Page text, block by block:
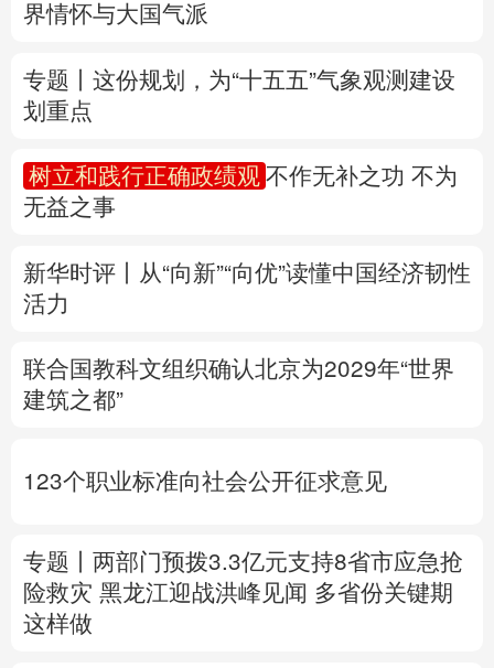
四川 贵州
陕西 甘肃 青海 宁夏
新疆
多语种频道
English Español Français عربى
Deutsch
界情怀与大国气派
专题丨 这份规划，为“十五五”气象观测建设
划重点
树立和践行正确政绩观 不作无补之功 不为
无益之事
新华时评丨从“向新”“向优”读懂中国经济韧性
活力
联合国教科文组织确认北京为2029年“世界
建筑之都”
123个职业标准向社会公开征求意见
专题丨 两部门预拨3.3亿元支持8省市应急抢
险救灾 黑龙江迎战洪峰见闻 多省份关键期
这样做